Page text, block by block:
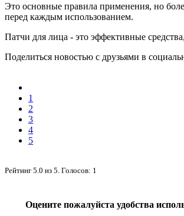
Это основные правила применения, но
перед каждым использованием.
Патчи для лица - это эффективные
Поделиться новостью с друзьями в
1
2
3
4
5
Рейтинг 5.0 из 5 . Голосов: 1
Оцените пожалуйста удобства